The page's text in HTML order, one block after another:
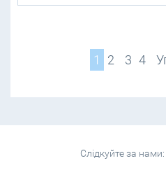
1 2 3 4
Слідкуйте за нами: